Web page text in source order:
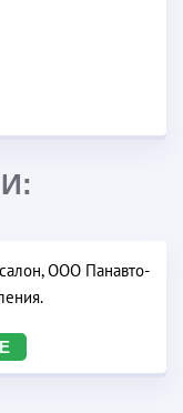
ООО Панавто-